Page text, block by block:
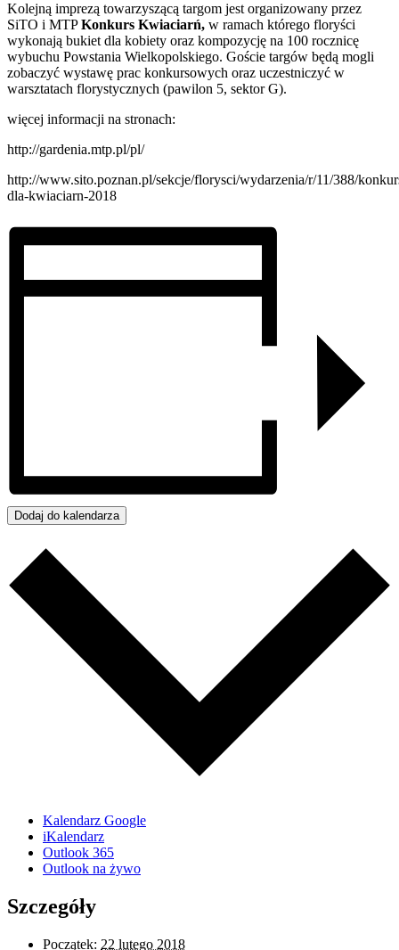
Kolejną imprezą towarzyszącą targom jest organizowany przez
SiTO i MTPKonkurs Kwiaciarń, w ramach którego floryści
wykonają bukiet dla kobiety oraz kompozycję na 100 rocznicę
wybuchu Powstania Wielkopolskiego. Goście targów będą mogli
zobaczyć wystawę prac konkursowych oraz uczestniczyć w
warsztatach florystycznych (pawilon 5, sektor G).
więcej informacji na stronach:
http://gardenia.mtp.pl/pl/
http://www.sito.poznan.pl/sekcje/florysci/wydarzenia/r/11/388/
dla-kwiaciarn-2018
Dodaj do kalendarza
Kalendarz Google
iKalendarz
Outlook 365
Outlook na żywo
Szczegóły
Początek: 22 lutego 2018